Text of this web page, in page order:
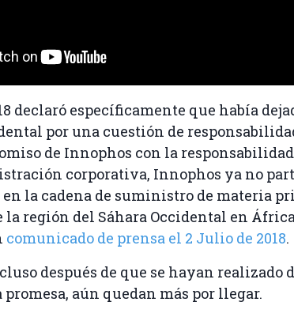
declaró específicamente que había
por una cuestión de
de Innophos con la
corporativa, Innophos ya no
la cadena de suministro de materia
la región del Sáhara Occidental en
comunicado de prensa el 2 Julio de 2018.
después de que se hayan realizado
aún quedan más por llegar.